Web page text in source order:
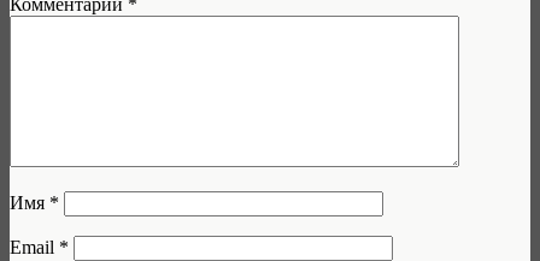
Комментарий *
Имя *
Email *